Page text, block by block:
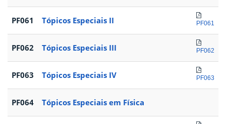
PF061 Tópicos Especiais II PF061
PF062 Tópicos Especiais III PF062
PF063 Tópicos Especiais IV PF063
PF064 Tópicos Especiais em Física